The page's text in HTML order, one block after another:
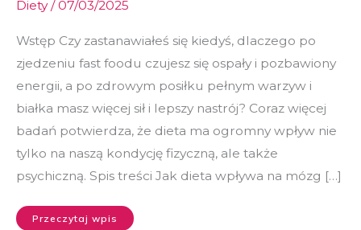
Diety/07/03/2025
Wstęp Czy zastanawiałeś się kiedyś, dlaczego po
zjedzeniu fast foodu czujesz się ospały i pozbawiony
energii, a po zdrowym posiłku pełnym warzyw i
białka masz więcej sił i lepszy nastrój? Coraz więcej
badań potwierdza, że dieta ma ogromny wpływ nie
tylko na naszą kondycję fizyczną, ale także
psychiczną. Spis treści Jak dieta wpływa na mózg […]
Przeczytaj wpis